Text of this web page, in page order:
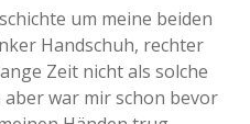
um meine beiden
Handschuh, rechter
Zeit nicht als solche
war mir schon bevor